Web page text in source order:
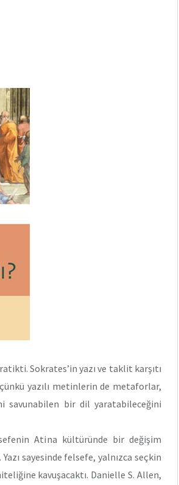
Sokrates’in yazı ve taklit karşıtı
yazılı metinlerin de metaforlar,
savunabilen bir dil yaratabileceğini
Atina kültüründe bir değişim
sayesinde felsefe, yalnızca seçkin
kavuşacaktı. Danielle S. Allen,